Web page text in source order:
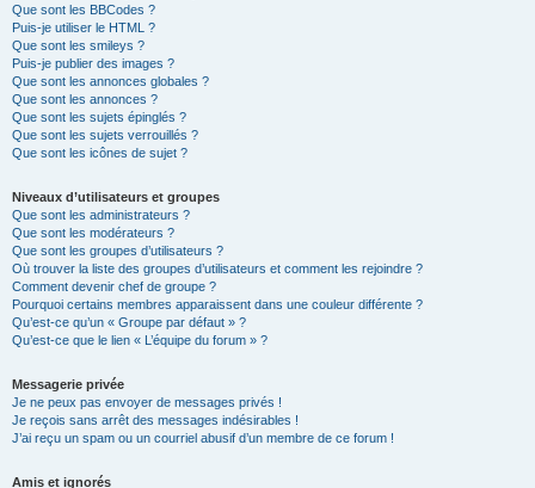
Que sont les BBCodes ?
Puis-je utiliser le HTML ?
Que sont les smileys ?
Puis-je publier des images ?
Que sont les annonces globales ?
Que sont les annonces ?
Que sont les sujets épinglés ?
Que sont les sujets verrouillés ?
Que sont les icônes de sujet ?
Niveaux d’utilisateurs et groupes
Que sont les administrateurs ?
Que sont les modérateurs ?
Que sont les groupes d’utilisateurs ?
Où trouver la liste des groupes d’utilisateurs et comment les rejoindre ?
Comment devenir chef de groupe ?
Pourquoi certains membres apparaissent dans une couleur différente ?
Qu’est-ce qu’un « Groupe par défaut » ?
Qu’est-ce que le lien « L’équipe du forum » ?
Messagerie privée
Je ne peux pas envoyer de messages privés !
Je reçois sans arrêt des messages indésirables !
J’ai reçu un spam ou un courriel abusif d’un membre de ce forum !
Amis et ignorés